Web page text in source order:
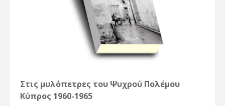
Στις μυλόπετρες του Ψυχρού Πολέμου
Κύπρος 1960-1965